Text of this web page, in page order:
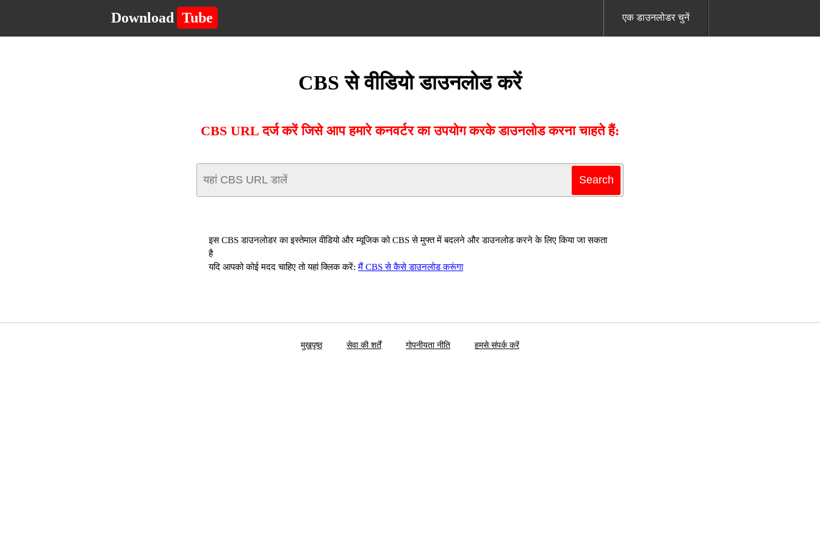
Download Tube एक डाउनलोडर चुनें
CBS से वीडियो डाउनलोड करें
CBS URL दर्ज करें जिसे आप हमारे कनवर्टर का उपयोग करके डाउनलोड करना चाहते हैं:
इस CBS डाउनलोडर का इस्तेमाल वीडियो और म्यूजिक को CBS से मुफ्त में बदलने और डाउनलोड करने के लिए किया जा सकता
है
यदि आपको कोई मदद चाहिए तो यहां क्लिक करें:मैं CBS से कैसे डाउनलोड करूंगा
मुखपृष्ठ सेवा की शर्तें गोपनीयता नीति हमसे संपर्क करें